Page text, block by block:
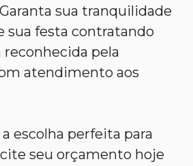
sua tranquilidade
sua festa contratando
pela
atendimento aos
escolha perfeita para
seu orçamento hoje